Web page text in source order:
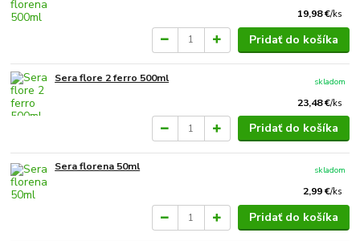
19,98 €/ks
Pridať do košíka
Sera flore 2 ferro 500ml
23,48 €/ks
skladom
Pridať do košíka
Sera florena 50ml
2,99 €/ks
skladom
Pridať do košíka